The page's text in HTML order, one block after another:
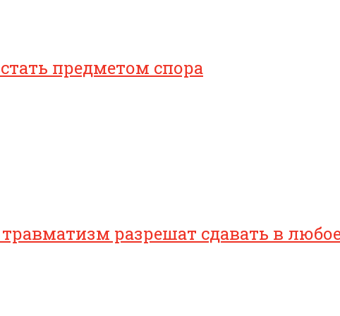
предметом спора
разрешат сдавать в